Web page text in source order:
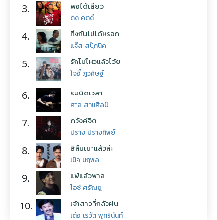
3. พอได้เสียว
ดิด คิตตี้
4. ทิ้งกันไม่ได้หรอก
แจ๊ส สปุ๊กนิค
5. รักไม่ไหวแล้วโว้ย
โจอี้ ภูวศิษฐ์
6. ระเบิดเวลา
ศาล สานศิลป์
7. ภวังค์จิต
ปราง ปรางทิพย์
8. สิลืมเขาแล้วล่ะ
เน็ค นฤพล
9. แพ้แล้วพาล
ไอซ์ ศรัณยู
10. เจ้าสาวที่กลัวฝน
เต๋อ เรวัต พุทธินันท์